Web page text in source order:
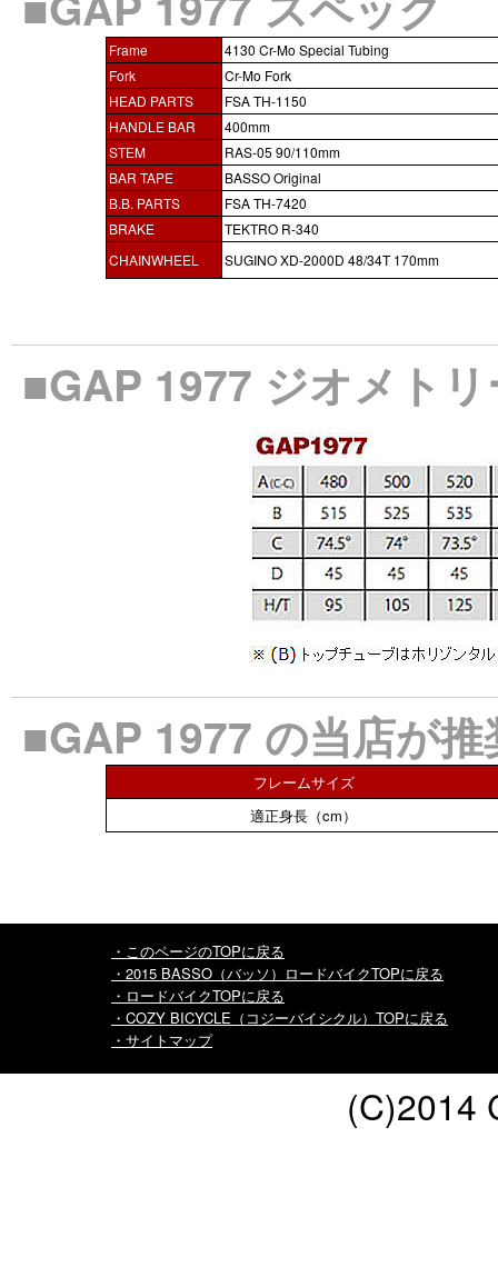
Frame
4130 Cr-Mo Special Tubing
Fork
Cr-Mo Fork
HEAD PARTS
FSA TH-1150
HANDLE BAR
400mm
STEM
RAS-05 90/110mm
BAR TAPE
BASSO Original
B.B. PARTS
FSA TH-7420
BRAKE
TEKTRO R-340
CHAINWHEEL
SUGINO XD-2000D 48/34T 170mm
■GAP 1977 ジオメト
■GAP 1977 の当店が
フレームサイズ
適正身長（cm）
・このページのTOPに戻る
・2015 BASSO（バッソ）ロードバイクTOPに戻る
・ロードバイクTOPに戻る
・COZY BICYCLE（コジーバイシクル）TOPに戻る
・サイトマップ
(C)2014